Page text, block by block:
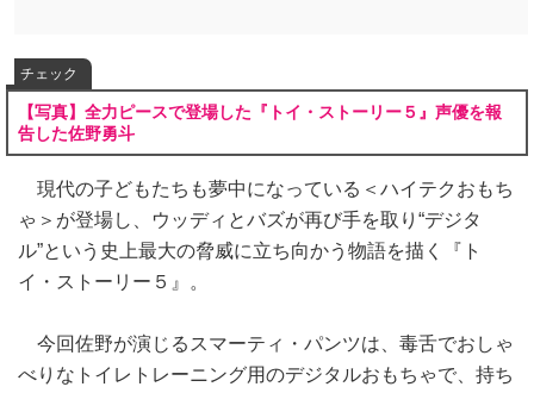
チェック
【写真】全力ピースで登場した『トイ・ストーリー５』声優を報
告した佐野勇斗
現代の子どもたちも夢中になっている＜ハイテクおもち
ゃ＞が登場し、ウッディとバズが再び手を取り“デジタ
ル”という史上最大の脅威に立ち向かう物語を描く『ト
イ・ストーリー５』。
今回佐野が演じるスマーティ・パンツは、毒舌でおしゃ
べりなトイレトレーニング用のデジタルおもちゃで、持ち